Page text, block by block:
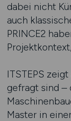
dabei nicht
auch
PRINCE2
ITSTEPS
gefragt sind –
Master in